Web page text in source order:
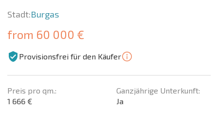
Stadt:Burgas
from 60 000 €
Provisionsfrei für den Käufer
Preis pro qm.:
1 666 €
Ganzjährige Unterkunft:
Ja